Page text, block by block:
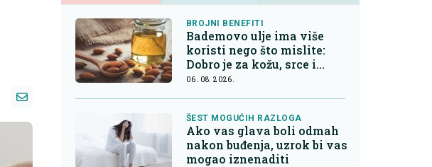
BROJNI BENEFITI
Bademovo ulje ima više
koristi nego što mislite:
Dobro je za kožu, srce i
kontrolu apetita
06. 08. 2026.
ŠEST MOGUĆIH RAZLOGA
Ako vas glava boli odmah
nakon buđenja, uzrok bi vas
mogao iznenaditi